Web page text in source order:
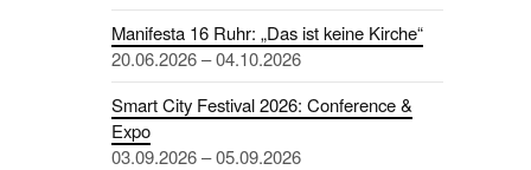
Manifesta 16 Ruhr: „Das ist keine Kirche“
20.06.2026 – 04.10.2026
Smart City Festival 2026: Conference &
Expo
03.09.2026 – 05.09.2026